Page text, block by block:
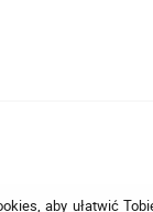
aby ułatwić